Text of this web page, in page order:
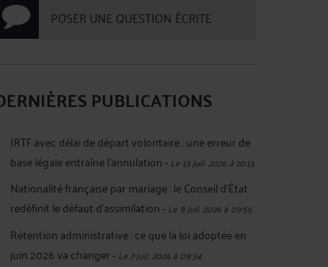
POSER UNE QUESTION ÉCRITE
PUBLICATIONS
IRTF avec délai de départ volontaire : une erreur de
base légale entraîne l’annulation-Le 13 juil. 2026 à 10:13
Nationalité française par mariage : le Conseil d’État
redéfinit le défaut d’assimilation-Le 8 juil. 2026 à 09:55
Rétention administrative : ce que la loi adoptée en
juin 2026 va changer-Le 7 juil. 2026 à 09:34